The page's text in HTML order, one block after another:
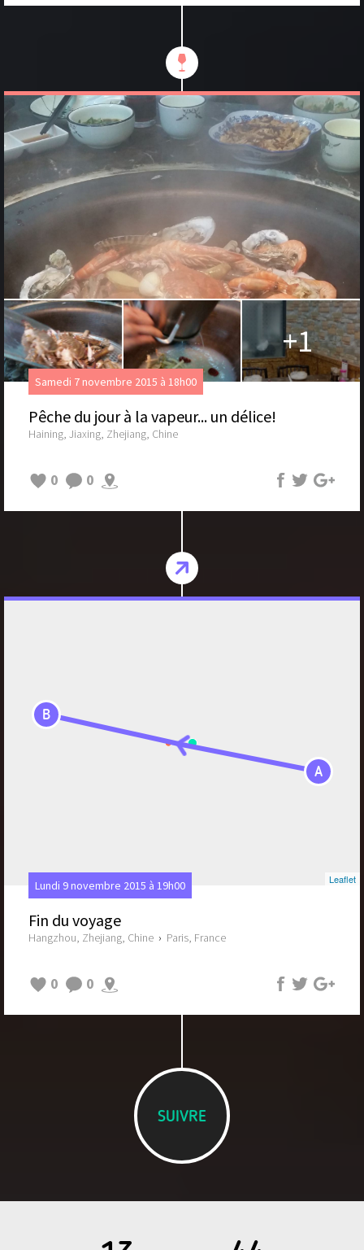
+1
Samedi 7 novembre 2015 à 18h00
Pêche du jour à la vapeur... un délice!
Haining, Jiaxing, Zhejiang, Chine
0 0
A
B
Leaflet
Lundi 9 novembre 2015 à 19h00
Fin du voyage
Hangzhou, Zhejiang, Chine › Paris, France
0 0
SUIVRE